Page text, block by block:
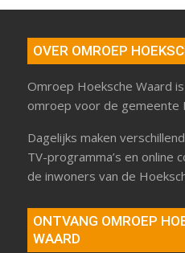
OVER OMROEP
Omroep Hoeksche Waard
omroep voor de gemeente
Dagelijks maken
TV-programma’s en
de inwoners van de
ONTVANG OMROEP
WAARD